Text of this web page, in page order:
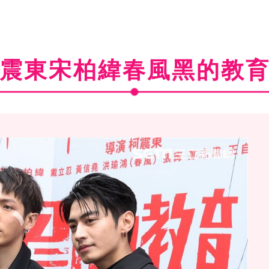
東宋柏緯春風黑的教